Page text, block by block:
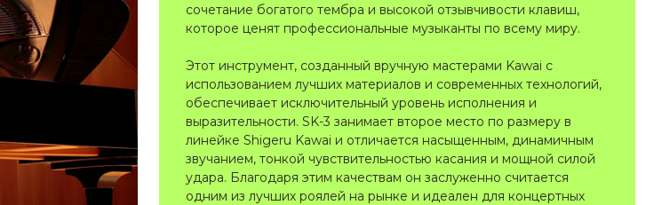
сочетание богатого тембра и высокой отзывчивости клавиш,
которое ценят профессиональные музыканты по всему миру.
Этот инструмент, созданный вручную мастерами Kawai с
использованием лучших материалов и современных технологий,
обеспечивает исключительный уровень исполнения и
выразительности. SK-3 занимает второе место по размеру в
линейке Shigeru Kawai и отличается насыщенным, динамичным
звучанием, тонкой чувствительностью касания и мощной силой
удара. Благодаря этим качествам он заслуженно считается
одним из лучших роялей на рынке и идеален для концертных